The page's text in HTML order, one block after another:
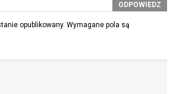
ODPOWIEDZ
opublikowany. Wymagane pola są